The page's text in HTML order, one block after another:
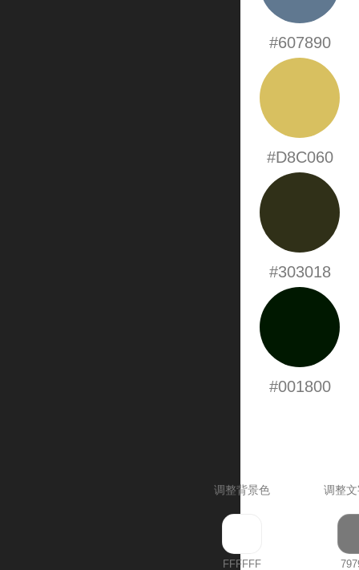
#607890
#D8C060
#303018
#001800
调整背景色 调整